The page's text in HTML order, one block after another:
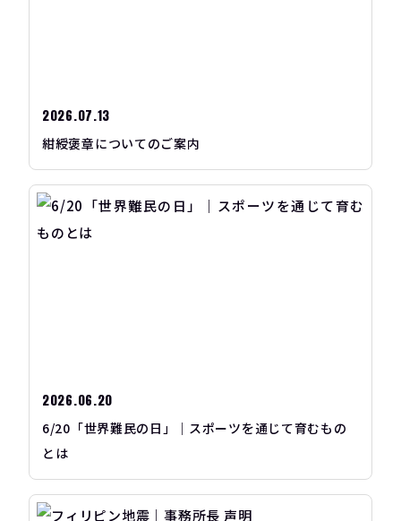
2026.07.13
紺綬褒章についてのご案内
2026.06.20
6/20「世界難民の日」｜スポーツを通じて育むもの
とは